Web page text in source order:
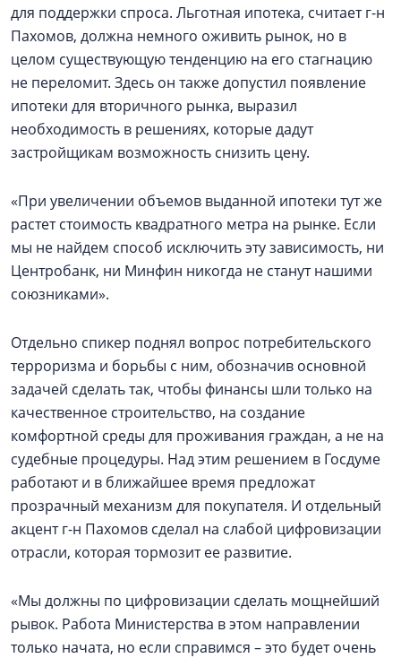
для поддержки спроса. Льготная ипотека, считает г-н
Пахомов, должна немного оживить рынок, но в
целом существующую тенденцию на его стагнацию
не переломит. Здесь он также допустил появление
ипотеки для вторичного рынка, выразил
необходимость в решениях, которые дадут
застройщикам возможность снизить цену.
«При увеличении объемов выданной ипотеки тут же
растет стоимость квадратного метра на рынке. Если
мы не найдем способ исключить эту зависимость, ни
Центробанк, ни Минфин никогда не станут нашими
союзниками».
Отдельно спикер поднял вопрос потребительского
терроризма и борьбы с ним, обозначив основной
задачей сделать так, чтобы финансы шли только на
качественное строительство, на создание
комфортной среды для проживания граждан, а не на
судебные процедуры. Над этим решением в Госдуме
работают и в ближайшее время предложат
прозрачный механизм для покупателя. И отдельный
акцент г-н Пахомов сделал на слабой цифровизации
отрасли, которая тормозит ее развитие.
«Мы должны по цифровизации сделать мощнейший
рывок. Работа Министерства в этом направлении
только начата, но если справимся – это будет очень